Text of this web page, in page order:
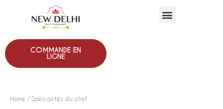
COMMANDE EN
LIGNE
Home / Spécialités du chef